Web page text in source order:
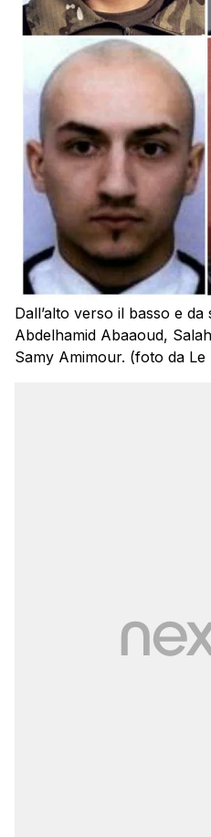
Dall’alto verso il basso e
Abdelhamid Abaaoud,
Samy Amimour. (foto da Le